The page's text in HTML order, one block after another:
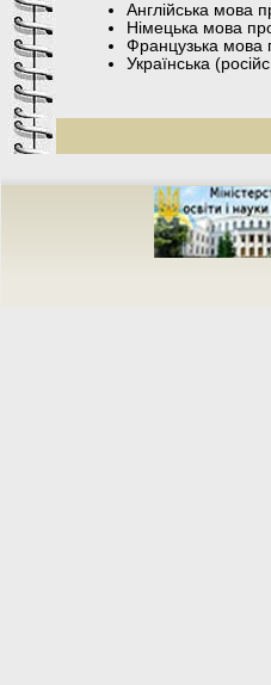
Англійська мова
Німецька мова
Французька мова
Українська